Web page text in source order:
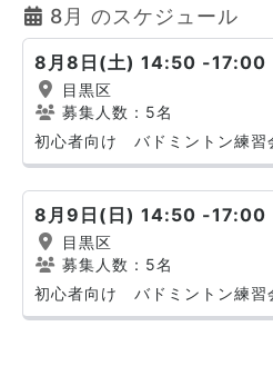
8月 のスケジュール
8月8日(土) 14:50 -17:00
目黒区
募集人数：5名
初心者向け バドミントン練習
8月9日(日) 14:50 -17:00
目黒区
募集人数：5名
初心者向け バドミントン練習